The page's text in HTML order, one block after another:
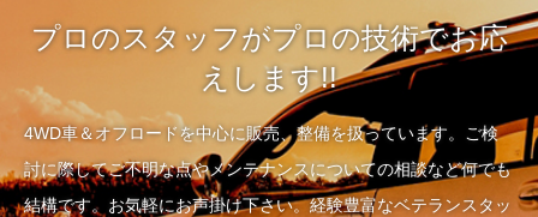
プロのスタッフがプロの技術でお応
えします!!
4WD車＆オフロードを中心に販売、整備を扱っています。ご検
討に際してご不明な点やメンテナンスについての相談など何でも
結構です。お気軽にお声掛け下さい。経験豊富なベテランスタッ